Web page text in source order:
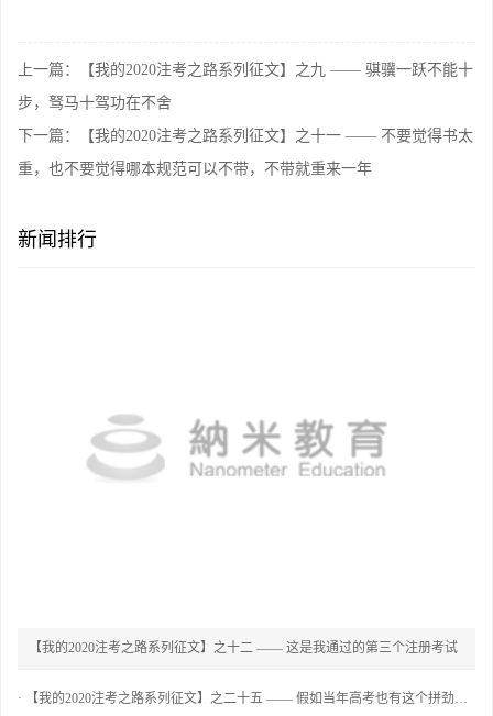
上一篇：【我的2020注考之路系列征文】之九 —— 骐骥一跃不能十
步，驽马十驾功在不舍
下一篇：【我的2020注考之路系列征文】之十一 —— 不要觉得书太
重，也不要觉得哪本规范可以不带，不带就重来一年
新闻排行
【我的2020注考之路系列征文】之十二 —— 这是我通过的第三个注册考试
· 【我的2020注考之路系列征文】之二十五 —— 假如当年高考也有这个拼劲，也不至于考个2B院校！